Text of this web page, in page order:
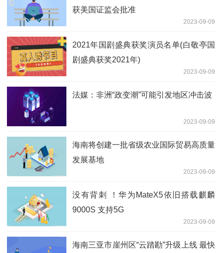
获美国证监会批准
2023-09-09
2021年国剧盛典获奖演员名单(白敬亭国
剧盛典获奖2021年)
2023-09-09
法媒：非洲“政变潮”可能引发地区冲击波
2023-09-09
海南将创建一批省级农业国际贸易高质量
发展基地
2023-09-09
没有背刺 ！华为MateX5依旧搭载麒麟
9000S 支持5G
2023-09-09
海南三亚市崖州区“云踏勘”升级上线 最快